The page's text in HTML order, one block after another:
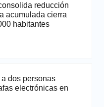
reducción
acumulada cierra
habitantes
dos personas
electrónicas en